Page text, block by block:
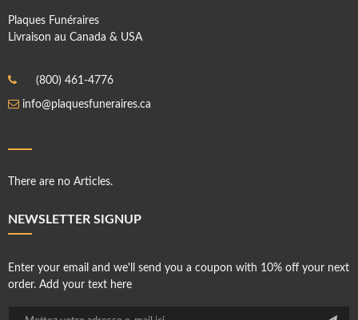
Plaques Funéraires
Livraison au Canada & USA
(800) 461-4776
info@plaquesfuneraires.ca
There are no Articles.
NEWSLETTER SIGNUP
Enter your email and we'll send you a coupon with 10% off your next
order. Add your text here